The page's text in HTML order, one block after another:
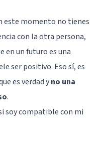
este momento no tienes
con la otra persona,
en un futuro es una
ser positivo. Eso sí, es
es verdad yno una
.
soy compatible con mi